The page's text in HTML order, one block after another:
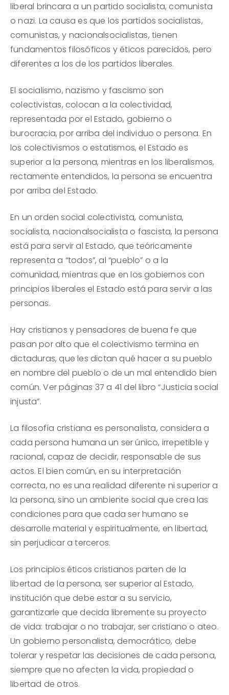
liberal brincara a un partido socialista, comunista
o nazi. La causa es que los partidos socialistas,
comunistas, y nacionalsocialistas, tienen
fundamentos filosóficos y éticos parecidos, pero
diferentes a los de los partidos liberales.
El socialismo, nazismo y fascismo son
colectivistas, colocan a la colectividad,
representada por el Estado, gobierno o
burocracia, por arriba del individuo o persona. En
los colectivismos o estatismos, el Estado es
superior a la persona, mientras en los liberalismos,
rectamente entendidos, la persona se encuentra
por arriba del Estado.
En un orden social colectivista, comunista,
socialista, nacionalsocialista o fascista, la persona
está para servir al Estado, que teóricamente
representa a “todos”, al “pueblo” o a la
comunidad, mientras que en los gobiernos con
principios liberales el Estado está para servir a las
personas.
Hay cristianos y pensadores de buena fe que
pasan por alto que el colectivismo termina en
dictaduras, que les dictan qué hacer a su pueblo
en nombre del pueblo o de un mal entendido bien
común. Ver páginas 37 a 41 del libro “Justicia social
injusta”.
La filosofía cristiana es personalista, considera a
cada persona humana un ser único, irrepetible y
racional, capaz de decidir, responsable de sus
actos. El bien común, en su interpretación
correcta, no es una realidad diferente ni superior a
la persona, sino un ambiente social que crea las
condiciones para que cada ser humano se
desarrolle material y espiritualmente, en libertad,
sin perjudicar a terceros.
Los principios éticos cristianos parten de la
libertad de la persona, ser superior al Estado,
institución que debe estar a su servicio,
garantizarle que decida libremente su proyecto
de vida: trabajar o no trabajar, ser cristiano o ateo.
Un gobierno personalista, democrático, debe
tolerar y respetar las decisiones de cada persona,
siempre que no afecten la vida, propiedad o
libertad de otros.